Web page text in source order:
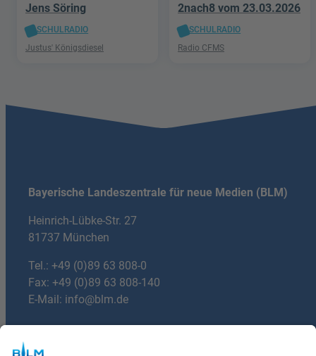
Jens Söring
SCHULRADIO
Justus' Königsdiesel
2nach8 vom 23.03.2026
SCHULRADIO
Radio CFMS
Bayerische Landeszentrale für neue Medien (BLM)
Heinrich-Lübke-Str. 27
81737 München
Tel.: +49 (0)89 63 808-0
Fax: +49 (0)89 63 808-140
E-Mail: info@blm.de